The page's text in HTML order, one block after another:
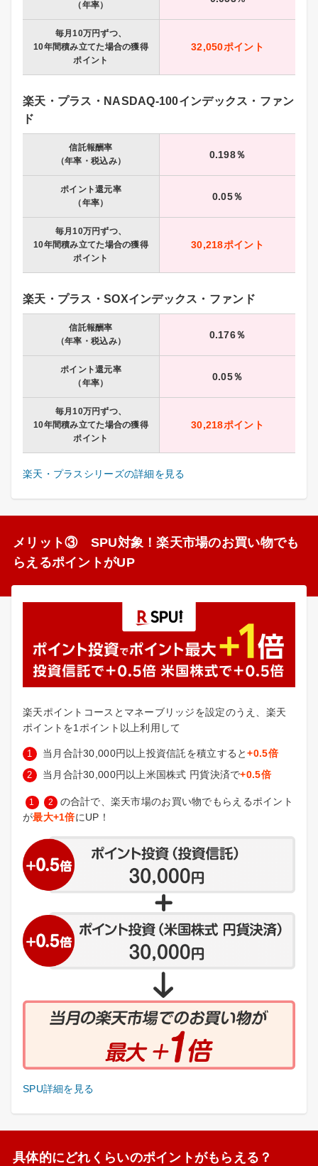
（年率）
毎月10万円ずつ、
10年間積み立てた場合の獲得
ポイント
32,050ポイント
楽天・プラス・NASDAQ-100インデックス・ファン
ド
信託報酬率
（年率・税込み）
0.198％
ポイント還元率
（年率）
0.05％
毎月10万円ずつ、
10年間積み立てた場合の獲得
ポイント
30,218ポイント
楽天・プラス・SOXインデックス・ファンド
信託報酬率
（年率・税込み）
0.176％
ポイント還元率
（年率）
0.05％
毎月10万円ずつ、
10年間積み立てた場合の獲得
ポイント
30,218ポイント
楽天・プラスシリーズの詳細を見る
メリット③ SPU対象！楽天市場のお買い物でも
らえるポイントがUP
楽天ポイントコースとマネーブリッジを設定のうえ、楽天
ポイントを1ポイント以上利用して
当月合計30,000円以上投資信託を積立すると+0.5倍
当月合計30,000円以上米国株式 円貨決済で+0.5倍
1 2
の合計で、楽天市場のお買い物でもらえるポイント
が最大+1倍にUP！
SPU詳細を見る
具体的にどれくらいのポイントがもらえる？